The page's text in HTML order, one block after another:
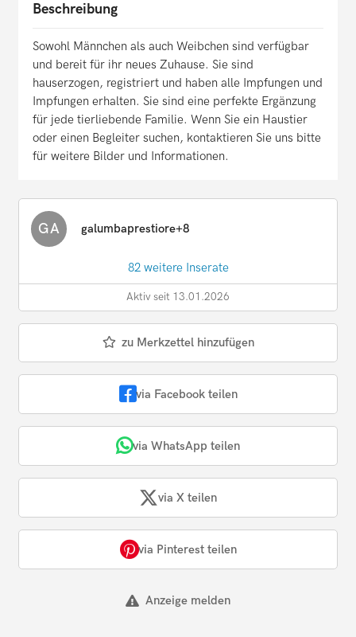
Beschreibung
Sowohl Männchen als auch Weibchen sind verfügbar
und bereit für ihr neues Zuhause. Sie sind
hauserzogen, registriert und haben alle Impfungen und
Impfungen erhalten. Sie sind eine perfekte Ergänzung
für jede tierliebende Familie. Wenn Sie ein Haustier
oder einen Begleiter suchen, kontaktieren Sie uns bitte
für weitere Bilder und Informationen.
GA galumbaprestiore+8
82 weitere Inserate
Aktiv seit 13.01.2026
zu Merkzettel hinzufügen
via Facebook teilen
via WhatsApp teilen
via X teilen
via Pinterest teilen
Anzeige melden